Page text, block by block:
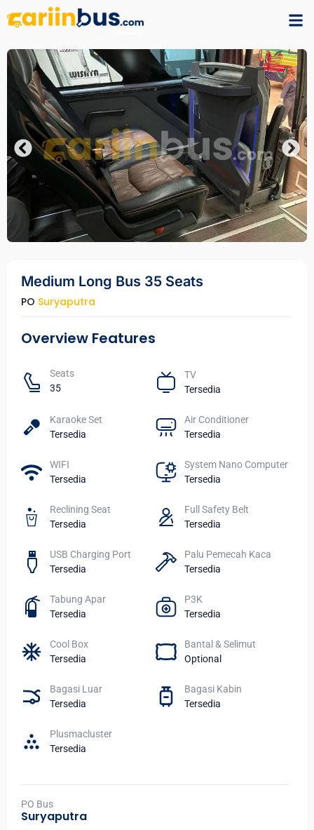
Medium Long Bus 35 Seats
PO Suryaputra
Overview Features
Seats​
35
TV​
Tersedia
Karaoke Set
Tersedia
Air Conditioner
Tersedia
WIFI​
Tersedia
System Nano Computer
Tersedia
Reclining Seat
Tersedia
Full Safety Belt
Tersedia
USB Charging Port
Tersedia
Palu Pemecah Kaca
Tersedia
Tabung Apar
Tersedia
P3K
Tersedia
Cool Box
Tersedia
Bantal & Selimut
Optional
Bagasi Luar
Tersedia
Bagasi Kabin
Tersedia
Plusmacluster
Tersedia
PO Bus
Suryaputra